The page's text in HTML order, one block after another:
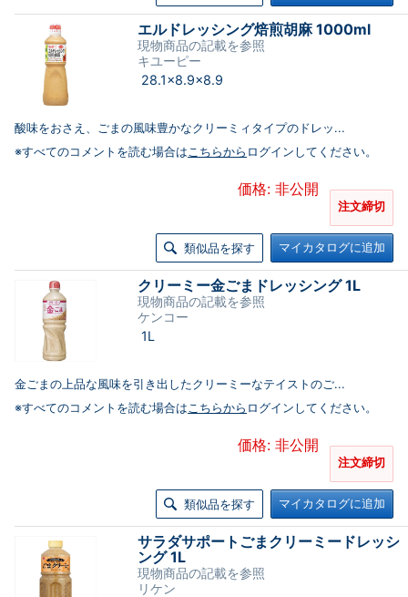
エルドレッシング焙煎胡麻 1000ml
現物商品の記載を参照
キユーピー
28.1×8.9×8.9
酸味をおさえ、ごまの風味豊かなクリーミィタイプのドレッ...
※すべてのコメントを読む場合はこちらから ログインしてください。
価格: 非公開
注文締切
類似品を探す マイカタログに追加
クリーミー金ごまドレッシング 1L
現物商品の記載を参照
ケンコー
1L
金ごまの上品な風味を引き出したクリーミーなテイストのご...
※すべてのコメントを読む場合はこちらから ログインしてください。
価格: 非公開
注文締切
類似品を探す マイカタログに追加
サラダサポートごまクリーミードレッシ
ング 1L
現物商品の記載を参照
リケン